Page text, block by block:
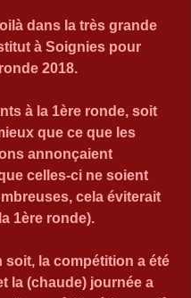
dans la très grande
à Soignies pour
2018.
à la 1ère ronde, soit
que ce que les
annonçaient
celles-ci ne soient
cela éviterait
1ère ronde).
soit, la compétition a été
la (chaude) journée a